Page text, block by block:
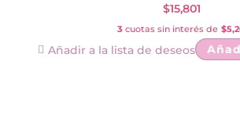
$15,801
3 cuotas sin interés de
Añadir a la lista de deseos